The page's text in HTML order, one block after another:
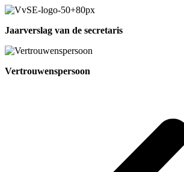
Jaarverslag van de secretaris
Vertrouwenspersoon